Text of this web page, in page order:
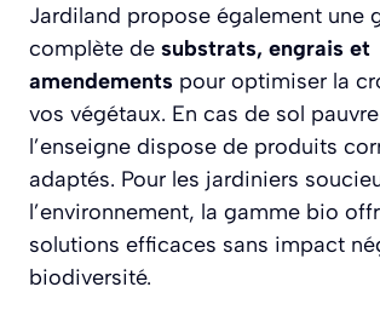
Jardiland propose également une
complète de substrats, engrais et
amendements pour optimiser la
vos végétaux. En cas de sol
l’enseigne dispose de produits
adaptés. Pour les jardiniers
l’environnement, la gamme bio
solutions efficaces sans impact
biodiversité.